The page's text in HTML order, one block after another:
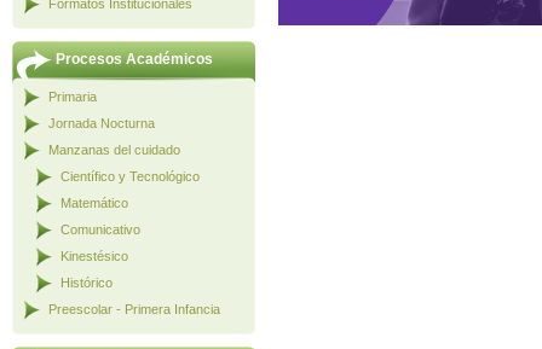
Formatos Institucionales
Procesos Académicos
Primaria
Jornada Nocturna
Manzanas del cuidado
Científico y Tecnológico
Matemático
Comunicativo
Kinestésico
Histórico
Preescolar - Primera Infancia